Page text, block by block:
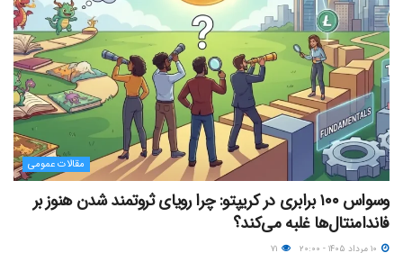
مقالات عمومی
وسواس ۱۰۰ برابری در کریپتو: چرا رویای ثروتمند شدن هنوز بر
فاندامنتال‌ها غلبه می‌کند؟